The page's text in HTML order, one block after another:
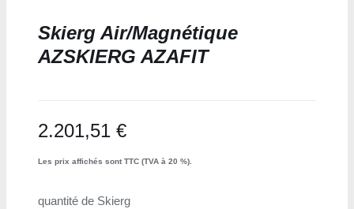
Skierg Air/Magnétique
AZSKIERG AZAFIT
2.201,51 €
Les prix affichés sont TTC (TVA à 20 %).
quantité de Skierg